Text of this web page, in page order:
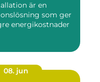
är en
som ger
energikostnader
08. jun